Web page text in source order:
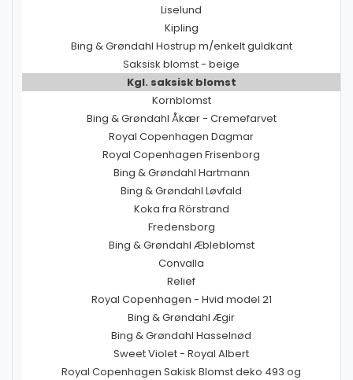
Liselund
Kipling
Bing & Grøndahl Hostrup m/enkelt guldkant
Saksisk blomst - beige
Kgl. saksisk blomst
Kornblomst
Bing & Grøndahl Åkær - Cremefarvet
Royal Copenhagen Dagmar
Royal Copenhagen Frisenborg
Bing & Grøndahl Hartmann
Bing & Grøndahl Løvfald
Koka fra Rörstrand
Fredensborg
Bing & Grøndahl Æbleblomst
Convalla
Relief
Royal Copenhagen - Hvid model 21
Bing & Grøndahl Ægir
Bing & Grøndahl Hasselnød
Sweet Violet - Royal Albert
Royal Copenhagen Sakisk Blomst deko 493 og